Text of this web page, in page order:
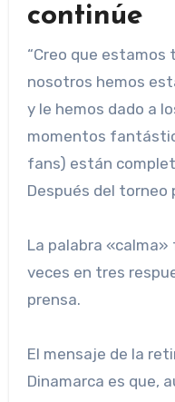
continúe
“Creo que estamos
nosotros hemos
y le hemos dado a
momentos
fans) están
Después del torneo
La palabra
veces en tres
prensa.
El mensaje de la
Dinamarca es que,